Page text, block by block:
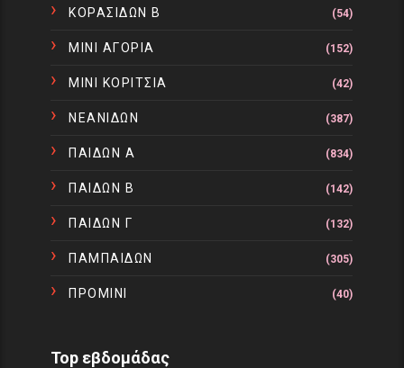
ΚΟΡΑΣΙΔΩΝ Β (54)
ΜΙΝΙ ΑΓΟΡΙΑ (152)
ΜΙΝΙ ΚΟΡΙΤΣΙΑ (42)
ΝΕΑΝΙΔΩΝ (387)
ΠΑΙΔΩΝ Α (834)
ΠΑΙΔΩΝ Β (142)
ΠΑΙΔΩΝ Γ (132)
ΠΑΜΠΑΙΔΩΝ (305)
ΠΡΟΜΙΝΙ (40)
Top εβδομάδας